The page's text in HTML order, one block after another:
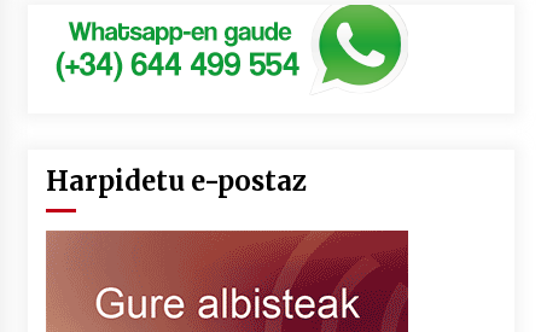
Harpidetu e-postaz